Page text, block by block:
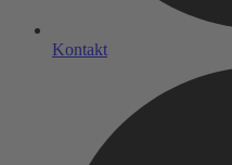
Kontakt